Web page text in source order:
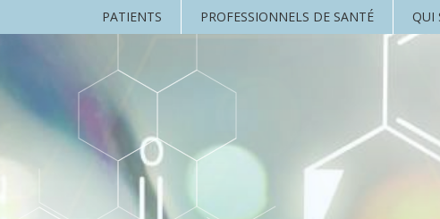
PATIENTS PROFESSIONNELS DE SANTÉ QUI